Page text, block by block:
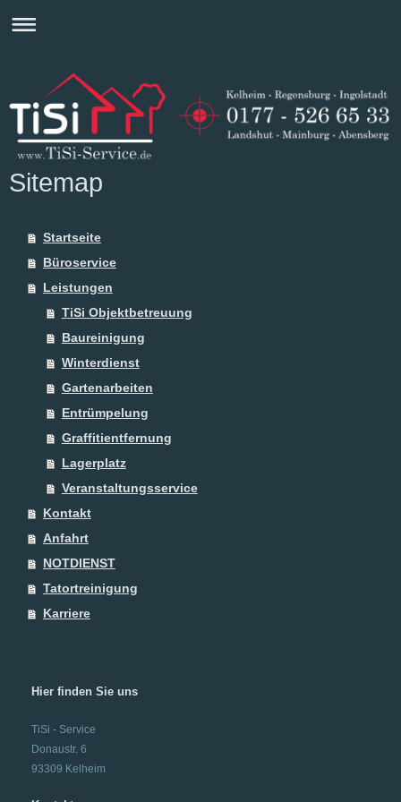
Sitemap
Startseite
Büroservice
Leistungen
TiSi Objektbetreuung
Baureinigung
Winterdienst
Gartenarbeiten
Entrümpelung
Graffitientfernung
Lagerplatz
Veranstaltungsservice
Kontakt
Anfahrt
NOTDIENST
Tatortreinigung
Karriere
Hier finden Sie uns
TiSi - Service
Donaustr. 6
93309 Kelheim